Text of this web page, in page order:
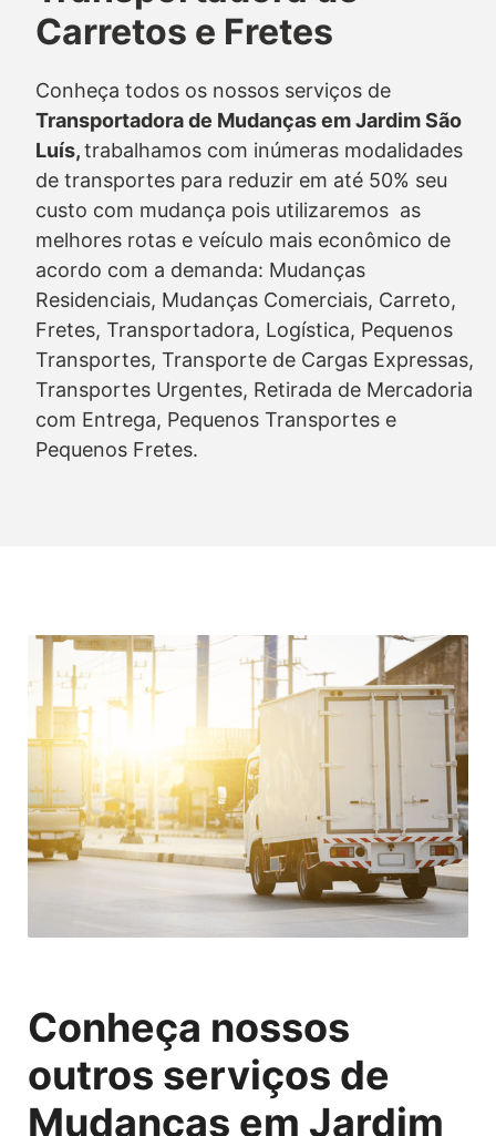
Carretos e Fretes
Conheça todos os nossos serviços de
Transportadora de Mudanças em Jardim São
Luís,trabalhamos com inúmeras modalidades
de transportes para reduzir em até 50% seu
custo com mudança pois utilizaremos as
melhores rotas e veículo mais econômico de
acordo com a demanda: Mudanças
Residenciais, Mudanças Comerciais, Carreto,
Fretes, Transportadora, Logística, Pequenos
Transportes, Transporte de Cargas Expressas,
Transportes Urgentes, Retirada de Mercadoria
com Entrega, Pequenos Transportes e
Pequenos Fretes.
Conheça nossos
outros serviços de
Mudanças em Jardim